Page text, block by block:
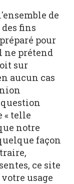
de
fins
pour
ne prétend
sur
aucun cas
« telle
notre
façon
ce site
usage